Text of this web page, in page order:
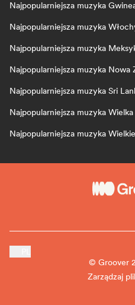
Najpopularniejsza muzyka
Najpopularniejsza muzyka
Najpopularniejsza muzyka
Najpopularniejsza muzyka Nowa
Najpopularniejsza muzyka Sri
Najpopularniejsza muzyka
Najpopularniejsza muzyka
© Groover
Zarządzaj